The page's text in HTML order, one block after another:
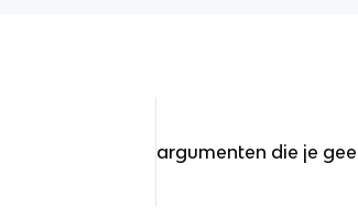
argumenten die je